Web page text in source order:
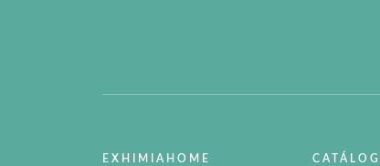
EXHIMIAHOME